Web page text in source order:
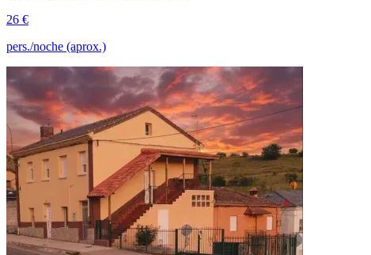
26 €
pers./noche (aprox.)